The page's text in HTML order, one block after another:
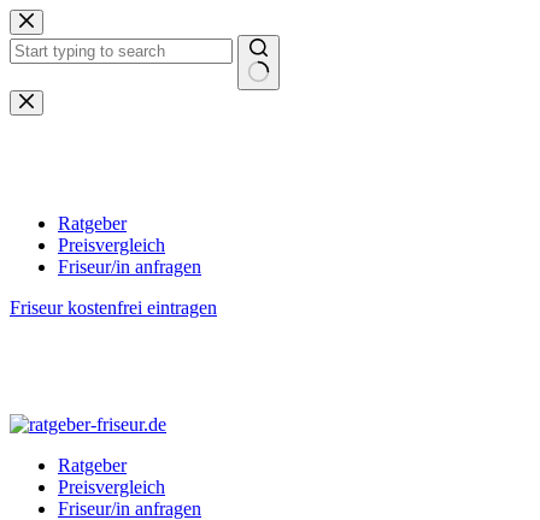
Zum
Inhalt
springen
Keine
Ergebnisse
Ratgeber
Preisvergleich
Friseur/in anfragen
Friseur kostenfrei eintragen
Ratgeber
Preisvergleich
Friseur/in anfragen